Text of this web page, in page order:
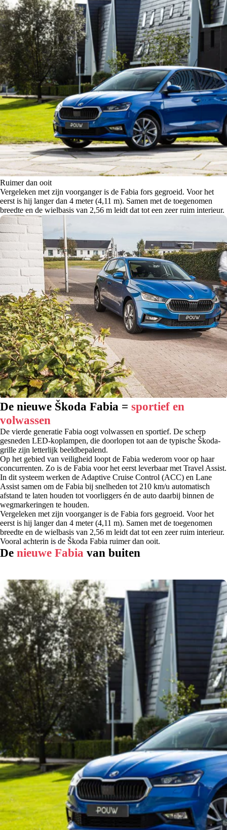
Ruimer dan ooit
Vergeleken met zijn voorganger is de Fabia fors gegroeid. Voor het
eerst is hij langer dan 4 meter (4,11 m). Samen met de toegenomen
breedte en de wielbasis van 2,56 m leidt dat tot een zeer ruim interieur.
De nieuwe Škoda Fabia = sportief en
volwassen
De vierde generatie Fabia oogt volwassen en sportief. De scherp
gesneden LED-koplampen, die doorlopen tot aan de typische Škoda-
grille zijn letterlijk beeldbepalend.
Op het gebied van veiligheid loopt de Fabia wederom voor op haar
concurrenten. Zo is de Fabia voor het eerst leverbaar met Travel Assist.
In dit systeem werken de Adaptive Cruise Control (ACC) en Lane
Assist samen om de Fabia bij snelheden tot 210 km/u automatisch
afstand te laten houden tot voorliggers én de auto daarbij binnen de
wegmarkeringen te houden.
Vergeleken met zijn voorganger is de Fabia fors gegroeid. Voor het
eerst is hij langer dan 4 meter (4,11 m). Samen met de toegenomen
breedte en de wielbasis van 2,56 m leidt dat tot een zeer ruim interieur.
Vooral achterin is de Škoda Fabia ruimer dan ooit.
De nieuwe Fabia van buiten